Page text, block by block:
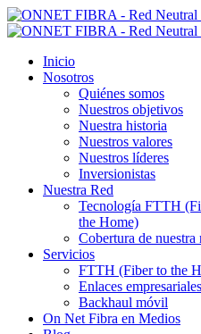
Inicio
Nosotros
Quiénes somos
Nuestros objetivos
Nuestra historia
Nuestros valores
Nuestros líderes
Inversionistas
Nuestra Red
Tecnología FTTH
the Home)
Cobertura de nuestra
Servicios
FTTH (Fiber to the
Enlaces empresariales
Backhaul móvil
On Net Fibra en Medios